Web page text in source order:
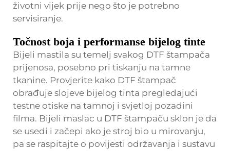
životni vijek prije nego što je potrebno
servisiranje.
Točnost boja i performanse bijelog tinte
Bijeli mastila su temelj svakog DTF štampača
prijenosa, posebno pri tiskanju na tamne
tkanine. Provjerite kako DTF štampač
obrađuje slojeve bijelog tinta pregledajući
testne otiske na tamnoj i svjetloj pozadini
filma. Bijeli maslac u DTF štampaču sklon je da
se usedi i začepi ako je stroj bio u mirovanju,
pa se raspitajte o povijesti održavanja i sustavu